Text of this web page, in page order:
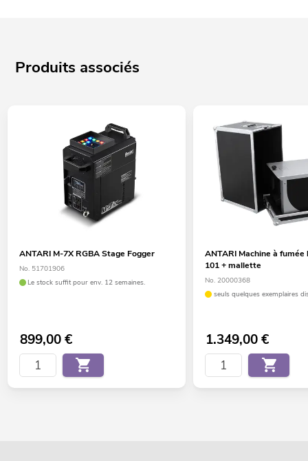
Produits associés
ANTARI M-7X RGBA Stage Fogger
No. 51701906
Le stock suffit pour env. 12 semaines.
899,00€
ANTARI Machine à fumée
101 + mallette
No. 20000368
seuls quelques exemplaires
1.349,00€